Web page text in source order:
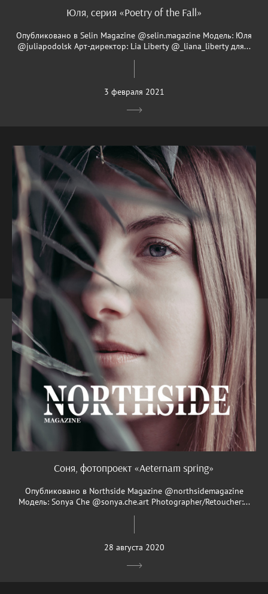
Юля, серия «Poetry of the Fall»
Опубликовано в Selin Magazine @selin.magazine Модель: Юля
@juliapodolsk Арт-директор: Lia Liberty @_liana_liberty для...
3 февраля 2021
Соня, фотопроект «Aeternam spring»
Опубликовано в Northside Magazine @northsidemagazine
Модель: Sonya Che @sonya.che.art Photographer/Retoucher:...
28 августа 2020